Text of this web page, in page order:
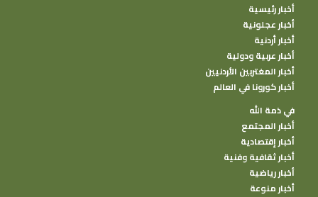
أخبار رئيسية
أخبار عجلونية
أخبار أردنية
أخبار عربية ودولية
أخبار المغتربين الأردنيين
أخبار كورونا في العالم
في ذمة الله
أخبار المجتمع
أخبار إقتصادية
أخبار ثقافية وفنية
أخبار رياضية
أخبار منوعة